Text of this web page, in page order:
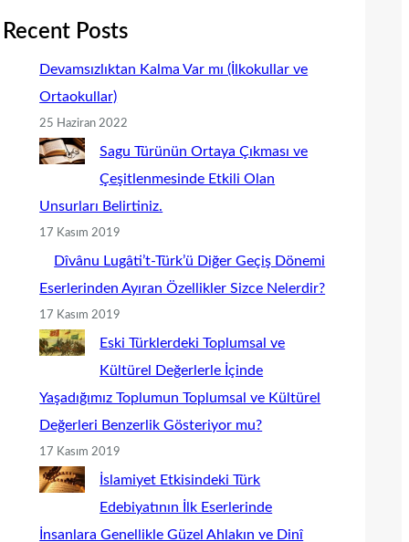
Recent Posts
Devamsızlıktan Kalma Var mı (İlkokullar ve
Ortaokullar)
25 Haziran 2022
Sagu Türünün Ortaya Çıkması ve
Çeşitlenmesinde Etkili Olan
Unsurları Belirtiniz.
17 Kasım 2019
Dîvânu Lugâti’t-Türk’ü Diğer Geçiş Dönemi
Eserlerinden Ayıran Özellikler Sizce Nelerdir?
17 Kasım 2019
Eski Türklerdeki Toplumsal ve
Kültürel Değerlerle İçinde
Yaşadığımız Toplumun Toplumsal ve Kültürel
Değerleri Benzerlik Gösteriyor mu?
17 Kasım 2019
İslamiyet Etkisindeki Türk
Edebiyatının İlk Eserlerinde
İnsanlara Genellikle Güzel Ahlakın ve Dinî